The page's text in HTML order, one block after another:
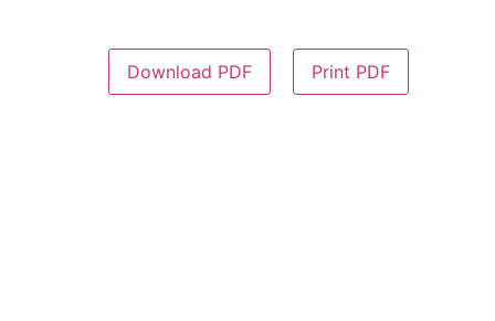
Download PDF Print PDF